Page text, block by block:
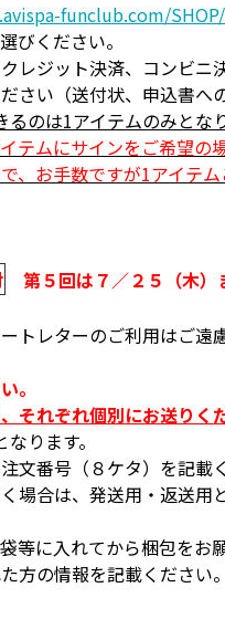
funclub.com/
びください。
レジット決済、コンビニ
い（送付状、申込書へ
のは1アイテムのみと
テムにサインをご希望
、お手数ですが1アイテム
第５回は７／２５（木）
トレターのご利用はご
。
それぞれ個別にお送りく
ります。
文番号（８ケタ）を記載
場合は、発送用・返送
等に入れてから梱包をお
方の情報を記載ください。